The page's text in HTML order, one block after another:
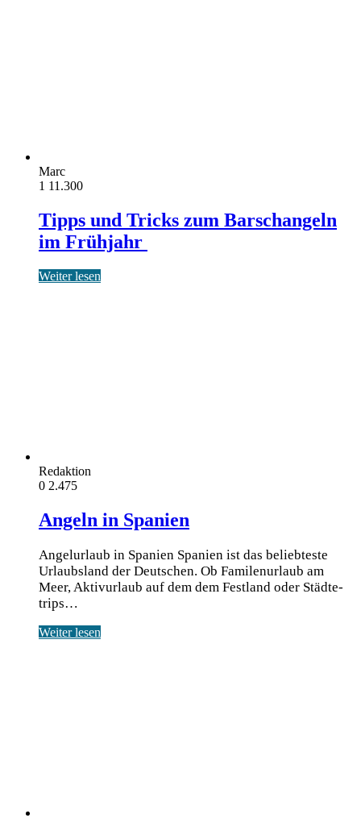
Marc
1 11.300
Tipps und Tricks zum Barschangeln
im Frühjahr
Weiter lesen
Redaktion
0 2.475
Angeln in Spanien
Angelurlaub in Spanien Spa­ni­en ist das belieb­tes­te
Urlaubs­land der Deut­schen. Ob Fami­len­ur­laub am
Meer, Aktiv­ur­laub auf dem dem Fest­land oder Städ­te­
trips…
Weiter lesen